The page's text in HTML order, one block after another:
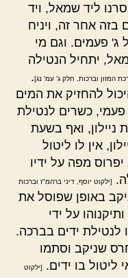
ליד שמאל, ויד
בזה אחר זה, ויניח
ג' פעמים. וגם מי
יתחיל הנטילה
המזון וברכות, חלק ג' עמ' נג].
להחזיק את המים
פעמי, כשרים לנטילת
ניילון, ואף בשעת
אין לו ליטול
מפה על ידיו
[ילקוט יוסף, דיני ברהמ"ז וברכות
באופן שפוסל את
על ידי
ידים בברכה.
שניקב וסתמו
בו ידים.
[ילקוט